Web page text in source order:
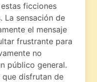
ficciones
La sensación de
el mensaje
frustrante para
no
público general.
que disfrutan de